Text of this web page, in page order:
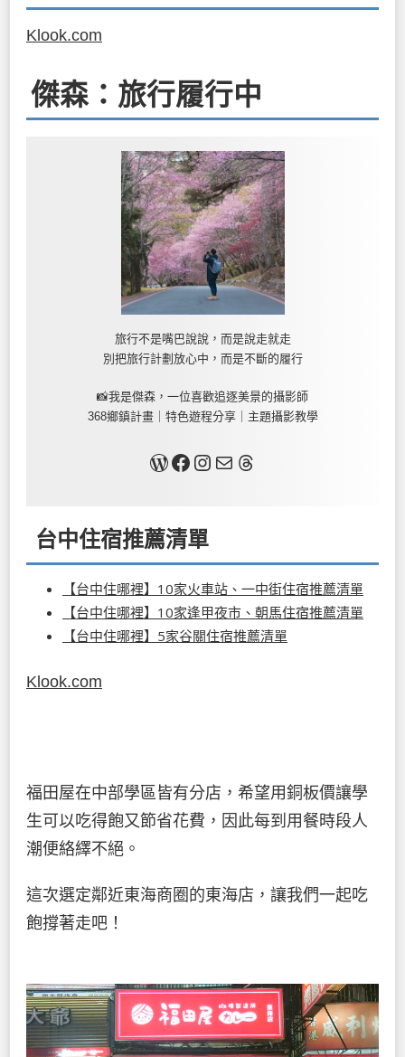
Klook.com
傑森：旅行履行中
旅行不是嘴巴說說，而是說走就走
別把旅行計劃放心中，而是不斷的履行
📸我是傑森，一位喜歡追逐美景的攝影師
368鄉鎮計畫｜特色遊程分享｜主題攝影教學
關於我Facebook InstagramMail Threads
台中住宿推薦清單
【台中住哪裡】10家火車站、一中街住宿推薦清單
【台中住哪裡】10家逢甲夜市、朝馬住宿推薦清單
【台中住哪裡】5家谷關住宿推薦清單
Klook.com
福田屋在中部學區皆有分店，希望用銅板價讓學
生可以吃得飽又節省花費，因此每到用餐時段人
潮便絡繹不絕。
這次選定鄰近東海商圈的東海店，讓我們一起吃
飽撐著走吧！